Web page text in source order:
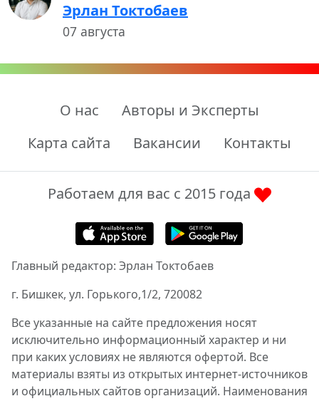
Эрлан Токтобаев
07 августа
О нас
Авторы и Эксперты
Карта сайта
Вакансии Контакты
Работаем для вас с 2015 года
Главный редактор: Эрлан Токтобаев
г. Бишкек, ул. Горького,1/2, 720082
Все указанные на сайте предложения носят
исключительно информационный характер и ни
при каких условиях не являются офертой. Все
материалы взяты из открытых интернет-источников
и официальных сайтов организаций. Наименования